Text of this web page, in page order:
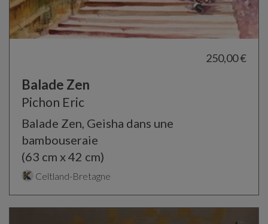
250,00 €
Balade Zen
Pichon Eric
Balade Zen, Geisha dans une
bambouseraie
(63 cm x 42 cm)
Celtland-Bretagne